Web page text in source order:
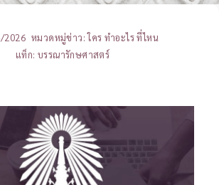
2026 หมวดหมู่ข่าว:ใคร ทำอะไร ที่ไหน
แท็ก: บรรณารักษศาสตร์